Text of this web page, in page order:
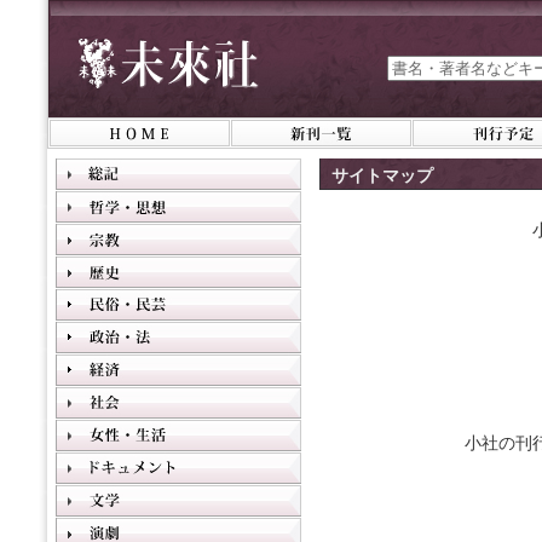
サイトマップ
小社の刊